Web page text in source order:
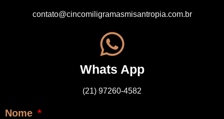
contato@cincomiligramasmisantropia.com.br
Whats App
(21) 97260-4582
Nome